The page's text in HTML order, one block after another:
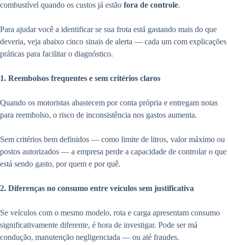
combustível quando os custos já estão fora de controle.
Para ajudar você a identificar se sua frota está gastando mais do que
deveria, veja abaixo cinco sinais de alerta — cada um com explicações
práticas para facilitar o diagnóstico.
1. Reembolsos frequentes e sem critérios claros
Quando os motoristas abastecem por conta própria e entregam notas
para reembolso, o risco de inconsistência nos gastos aumenta.
Sem critérios bem definidos — como limite de litros, valor máximo ou
postos autorizados — a empresa perde a capacidade de controlar o que
está sendo gasto, por quem e por quê.
2. Diferenças no consumo entre veículos sem justificativa
Se veículos com o mesmo modelo, rota e carga apresentam consumo
significativamente diferente, é hora de investigar. Pode ser má
condução, manutenção negligenciada — ou até fraudes.